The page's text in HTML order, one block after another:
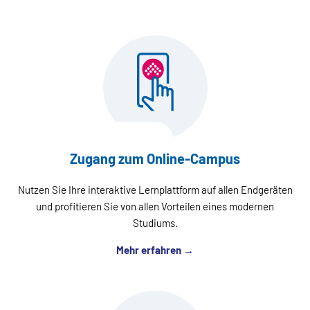
Zugang zum Online-Campus
Nutzen Sie Ihre interaktive Lernplattform auf allen Endgeräten
und profitieren Sie von allen Vorteilen eines modernen
Studiums.
Mehr erfahren →